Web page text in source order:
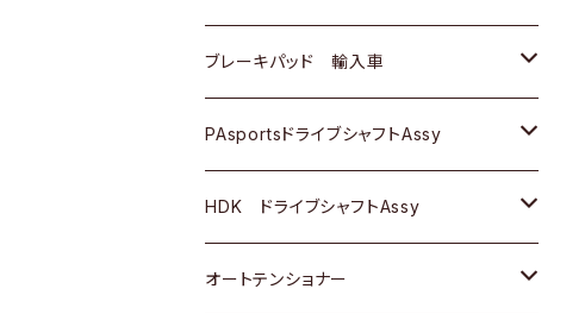
三菱
スバル
ＢＥＮＺ
三菱
スバル
マツダ
三菱
スバル
ダイハツ
マツダ
三菱
スバル
日産
ダイハツ
マツダ
三菱
日産
ダイハツ
マツダ
三菱
ホンダ
スズキ
日産
いすゞ
ＡＵＤＩ
ＢＥＮＺ
ＢＭＷ
GOLF
ブレーキパッド 輸入車
ＢＥＮＺ
ＢＭＷ
ＷＡＧＥＮ
PAsportsドライブシャフトAssy
トヨタ
ホンダ
HDK ドライブシャフトAssy
スズキ
オートテンショナー